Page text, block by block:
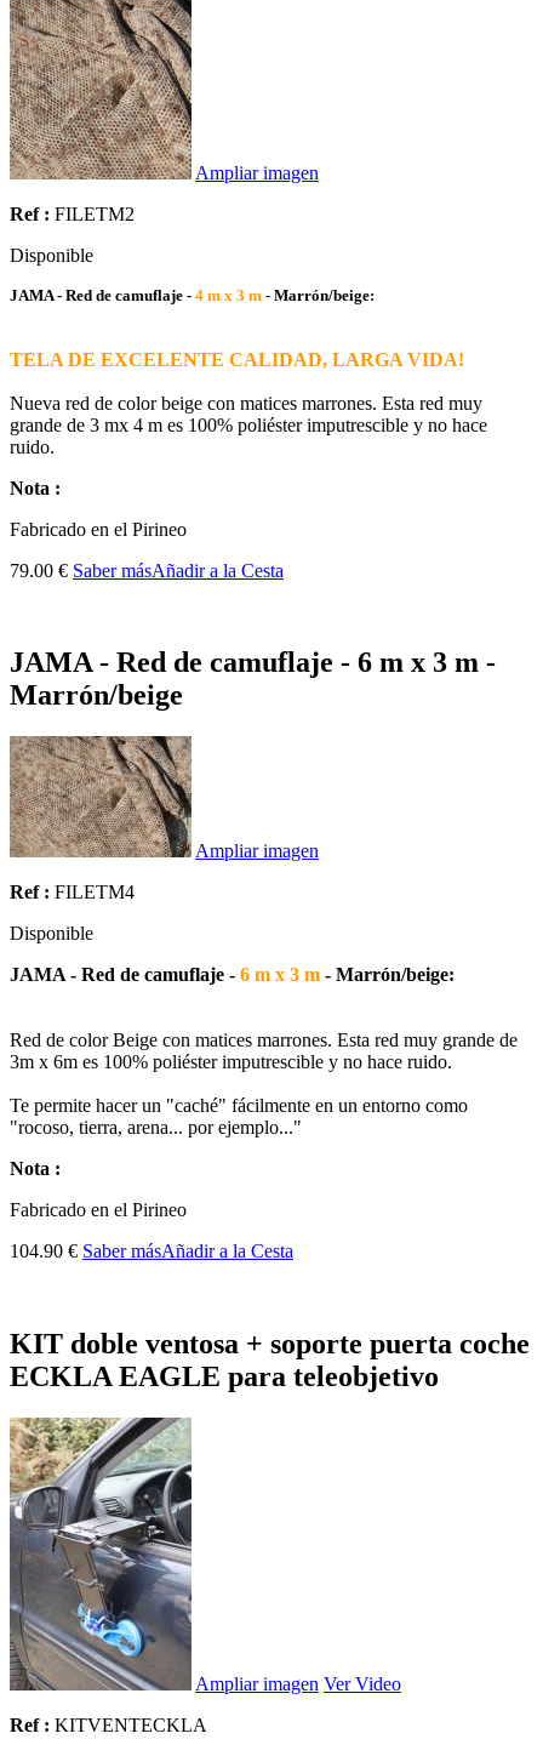
Ampliar imagen
Ref : FILETM2
Disponible
JAMA - Red de camuflaje - 4 m x 3 m - Marrón/beige:
TELA DE EXCELENTE CALIDAD, LARGA VIDA!
Nueva red de color beige con matices marrones. Esta red muy
grande de 3 mx 4 m es 100% poliéster imputrescible y no hace
ruido.
Nota :
Fabricado en el Pirineo
79.00 € Saber másAñadir a la Cesta
JAMA - Red de camuflaje - 6 m x 3 m -
Marrón/beige
Ampliar imagen
Ref : FILETM4
Disponible
JAMA - Red de camuflaje - 6 m x 3 m - Marrón/beige:
Red de color Beige con matices marrones. Esta red muy grande de
3m x 6m es 100% poliéster imputrescible y no hace ruido.
Te permite hacer un "caché" fácilmente en un entorno como
"rocoso, tierra, arena... por ejemplo..."
Nota :
Fabricado en el Pirineo
104.90 € Saber másAñadir a la Cesta
KIT doble ventosa + soporte puerta coche
ECKLA EAGLE para teleobjetivo
Ampliar imagen Ver Video
Ref : KITVENTECKLA